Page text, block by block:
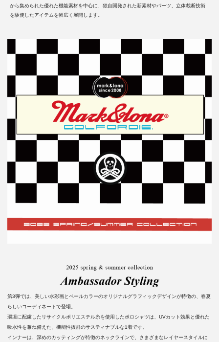
から集められた優れた機能素材を中心に、独自開発された新素材やパーツ、立体裁断技術
を駆使したアイテムを幅広く展開します。
第3弾では、美しい水彩画とペールカラーのオリジナルグラフィックデザインが特徴の、春夏
らしいコーディネートで登場。
環境に配慮したリサイクルポリエステル糸を使用したポロシャツは、UVカット効果と優れた
吸水性を兼ね備えた、機能性抜群のサスティナブルな1着です。
インナーは、深めのカッティングが特徴のネックラインで、さまざまなレイヤースタイルに